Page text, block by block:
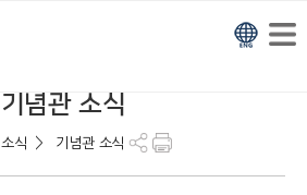
기념관 소식
소식 > 기념관 소식